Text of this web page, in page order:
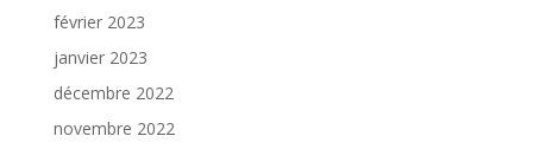
février 2023
janvier 2023
décembre 2022
novembre 2022